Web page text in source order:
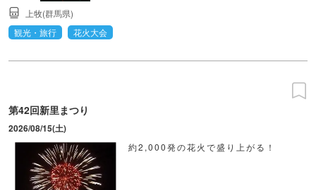
上牧(群馬県)
観光・旅行
花火大会
第42回新里まつり
2026/08/15(土)
約2,000発の花火で盛り上がる！